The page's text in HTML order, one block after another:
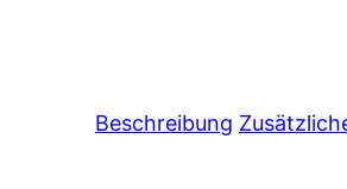
Beschreibung